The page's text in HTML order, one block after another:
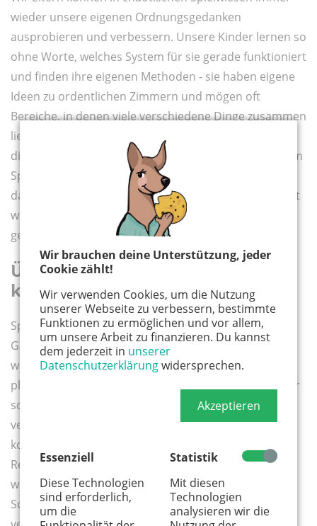
Wir brauchen deine Unterstützung, jeder
Cookie zählt!
Wir verwenden Cookies, um die Nutzung
unserer Webseite zu verbessern, bestimmte
Funktionen zu ermöglichen und vor allem,
um unsere Arbeit zu finanzieren. Du kannst
dem jederzeit in unserer
Datenschutzerklärungwidersprechen.
Akzeptieren
Essenziell
Diese Technologien
sind erforderlich,
um die
Statistik
Mit diesen
Technologien
analysieren wir die
wieder unsere eigenen Ordnungsgedanken
ausprobieren und verbessern. Unsere Kinder lernen so
ohne Worte, welches System für sie gerade funktioniert
und finden ihre eigenen Methoden - sie haben eigene
Ideen zu ordentlichen Zimmern und mögen oft
Bereiche, in denen viele verschiedene Dinge zusammen
liegen. Diese vielfältige Abwechslung gefällt, stimuliert
die jungen Köpfe und regt zum Kombinieren von altem
Spielzeug zu neuen Möglichkeiten an. Allerdings muss
dazu im Zimmer einiger Platz frei bleiben - auch, damit
wir ohne Tretminen von einer Ecke in die nächste
gelangen.
Überflüssiges ausmisten - Nötiges
kompakt verstauen
Spiel-Platz entsteht beim Entfernen von nicht mehr
Gewünschtem. Was Kinder dagegen aktuell immer
wieder einmal zur Hand nehmen, wandert
platzsparend in Regale. Dazu können auch einfach nur
schmale Bretter als flacher Stauraum an den Wänden
verlaufen – so nehmen keine klotzigen Regalschränke
kostbare Spielfläche am Boden fort. Auf derartigen
Regalschienen an Wänden entsteht zudem Übersicht,
wohingegen in tiefen Regal- und
Schubladenkommoden viele ungenutzte Dinge